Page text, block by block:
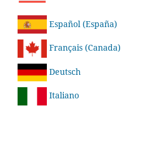
Español (España)
Français (Canada)
Deutsch
Italiano